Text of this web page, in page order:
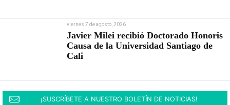
viernes 7 de agosto, 2026
Javier Milei recibió Doctorado Honoris
Causa de la Universidad Santiago de
Cali
¡SUSCRÍBETE A NUESTRO BOLETÍN DE NOTICIAS!